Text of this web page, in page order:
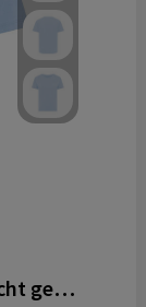
IQONIQ Yala dames lichtgewicht gerecycled katoen t-shirt